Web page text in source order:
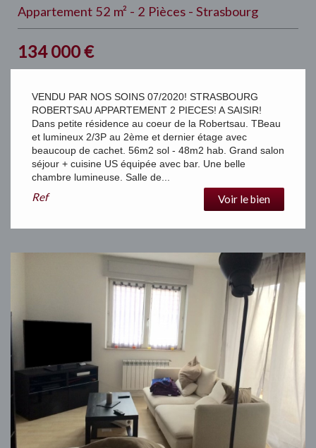
Appartement 52 m² - 2 Pièces - Strasbourg
134 000€
VENDU PAR NOS SOINS 07/2020! STRASBOURG
ROBERTSAU APPARTEMENT 2 PIECES! A SAISIR!
Dans petite résidence au coeur de la Robertsau. TBeau
et lumineux 2/3P au 2ème et dernier étage avec
beaucoup de cachet. 56m2 sol - 48m2 hab. Grand salon
séjour + cuisine US équipée avec bar. Une belle
chambre lumineuse. Salle de...
Ref Voir le bien